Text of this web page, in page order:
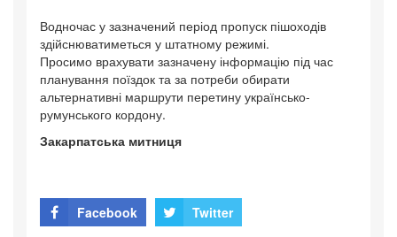
Водночас у зазначений період пропуск пішоходів
здійснюватиметься у штатному режимі.
Просимо врахувати зазначену інформацію під час
планування поїздок та за потреби обирати
альтернативні маршрути перетину українсько-
румунського кордону.
Закарпатська митниця
Facebook Twitter